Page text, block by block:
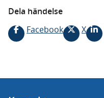
Dela händelse
Facebook
X